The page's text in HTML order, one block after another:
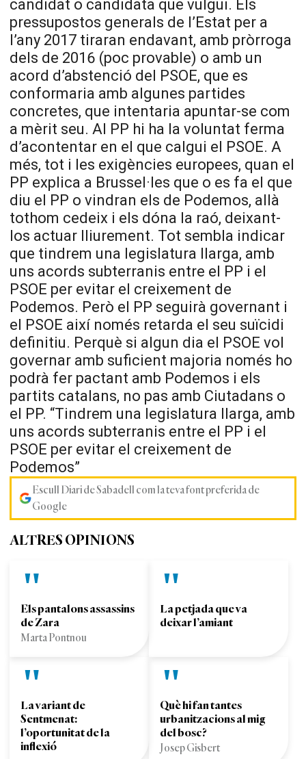
candidat o candidata que vulgui. Els
pressupostos generals de l’Estat per a
l’any 2017 tiraran endavant, amb pròrroga
dels de 2016 (poc provable) o amb un
acord d’abstenció del PSOE, que es
conformaria amb algunes partides
concretes, que intentaria apuntar-se com
a mèrit seu. Al PP hi ha la voluntat ferma
d’acontentar en el que calgui el PSOE. A
més, tot i les exigències europees, quan el
PP explica a Brussel·les que o es fa el que
diu el PP o vindran els de Podemos, allà
tothom cedeix i els dóna la raó, deixant-
los actuar lliurement. Tot sembla indicar
que tindrem una legislatura llarga, amb
uns acords subterranis entre el PP i el
PSOE per evitar el creixement de
Podemos. Però el PP seguirà governant i
el PSOE així només retarda el seu suïcidi
definitiu. Perquè si algun dia el PSOE vol
governar amb suficient majoria només ho
podrà fer pactant amb Podemos i els
partits catalans, no pas amb Ciutadans o
el PP. “Tindrem una legislatura llarga, amb
uns acords subterranis entre el PP i el
PSOE per evitar el creixement de
Podemos”
Escull Diari de Sabadell com la teva font preferida de
Google
ALTRES OPINIONS
Els pantalons assassins
de Zara
Marta Pontnou
La petjada que va
deixar l’amiant
La variant de
Sentmenat:
l’oportunitat de la
inflexió
Què hi fan tantes
urbanitzacions al mig
del bosc?
Josep Gisbert